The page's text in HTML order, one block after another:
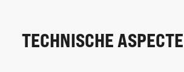
TECHNISCHE